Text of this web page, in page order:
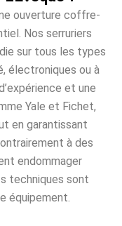
ouverture coffre-
Nos serruriers
sur tous les types
électroniques ou à
et une
Yale et Fichet,
en garantissant
à des
endommager
techniques sont
équipement.